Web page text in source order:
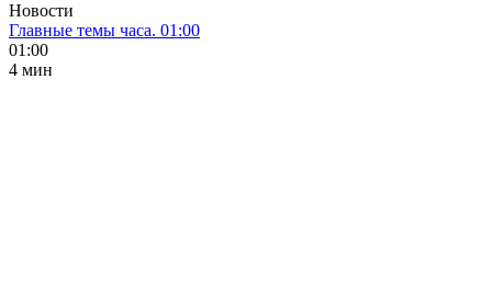
Новости
Главные темы часа. 01:00
01:00
4 мин